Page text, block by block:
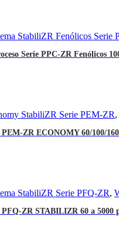
StabiliZR Fenólicos Serie
Serie PPC-ZR Fenólicos
StabiliZR Serie PEM-ZR,
ZR ECONOMY 60/100/
StabiliZR Serie PFQ-ZR,
ZR STABILIZR 60 a 5000